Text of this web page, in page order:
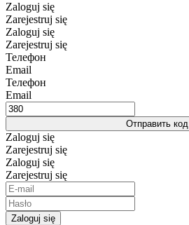
Zaloguj się
Zarejestruj się
Zaloguj się
Zarejestruj się
Телефон
Email
Телефон
Email
Отправить код
Zaloguj się
Zarejestruj się
Zaloguj się
Zarejestruj się
Zaloguj się